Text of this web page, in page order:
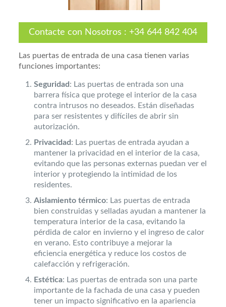
Contacte con Nosotros : +34 644 842 404
Las puertas de entrada de una casa tienen varias
funciones importantes:
Seguridad: Las puertas de entrada son una
barrera física que protege el interior de la casa
contra intrusos no deseados. Están diseñadas
para ser resistentes y difíciles de abrir sin
autorización.
Privacidad: Las puertas de entrada ayudan a
mantener la privacidad en el interior de la casa,
evitando que las personas externas puedan ver el
interior y protegiendo la intimidad de los
residentes.
Aislamiento térmico: Las puertas de entrada
bien construidas y selladas ayudan a mantener la
temperatura interior de la casa, evitando la
pérdida de calor en invierno y el ingreso de calor
en verano. Esto contribuye a mejorar la
eficiencia energética y reduce los costos de
calefacción y refrigeración.
Estética: Las puertas de entrada son una parte
importante de la fachada de una casa y pueden
tener un impacto significativo en la apariencia